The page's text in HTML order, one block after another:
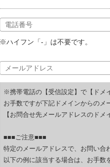
※ハイフン「-」は不要です。
※携帯電話の【受信設定】で【ドメ
お手数ですが下記ドメインからのメ
【お問合せ先メールアドレスのドメ
■■■ご注意■■■
特定のメールアドレスで、お問い合
以下の例に該当する場合は、お手